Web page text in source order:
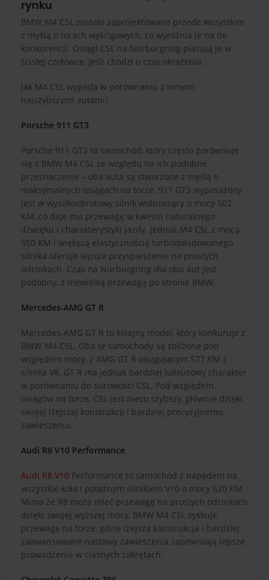
rynku
BMW M4 CSL zostało zaprojektowane przede wszystkim
z myślą o torach wyścigowych, co wyróżnia je na tle
konkurencji. Osiągi CSL na Nürburgring plasują je w
ścisłej czołówce, jeśli chodzi o czas okrążenia.
Jak M4 CSL wypada w porównaniu z innymi
najszybszymi autami?
Porsche 911 GT3
Porsche 911 GT3 to samochód, który często porównuje
się z BMW M4 CSL ze względu na ich podobne
przeznaczenie – oba auta są stworzone z myślą o
maksymalnych osiągach na torze. 911 GT3 wyposażony
jest w wysokoobrotowy silnik wolnossący o mocy 502
KM, co daje mu przewagę w kwestii naturalnego
dźwięku i charakterystyki jazdy. Jednak M4 CSL z mocą
550 KM i większą elastycznością turbodoładowanego
silnika oferuje lepsze przyspieszenie na prostych
odcinkach. Czas na Nürburgring dla obu aut jest
podobny, z niewielką przewagą po stronie BMW.
Mercedes-AMG GT R
Mercedes-AMG GT R to kolejny model, który konkuruje z
BMW M4 CSL. Oba te samochody są zbliżone pod
względem mocy, z AMG GT R osiągającym 577 KM z
silnika V8. GT R ma jednak bardziej luksusowy charakter
w porównaniu do surowości CSL. Pod względem
osiągów na torze, CSL jest nieco szybszy, głównie dzięki
swojej lżejszej konstrukcji i bardziej precyzyjnemu
zawieszeniu.
Audi R8 V10 Performance
Audi R8 V10 Performance to samochód z napędem na
wszystkie koła i potężnym silnikiem V10 o mocy 620 KM.
Mimo że R8 może mieć przewagę na prostych odcinkach
dzięki swojej wyższej mocy, BMW M4 CSL zyskuje
przewagę na torze, gdzie lżejsza konstrukcja i bardziej
zaawansowane nastawy zawieszenia zapewniają lepsze
prowadzenie w ciasnych zakrętach.